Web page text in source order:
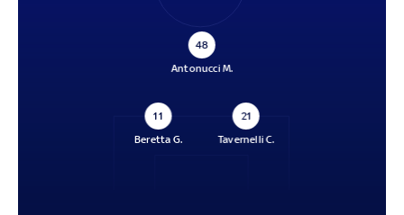
48
Antonucci M.
11
Beretta G.
21
Tavernelli C.